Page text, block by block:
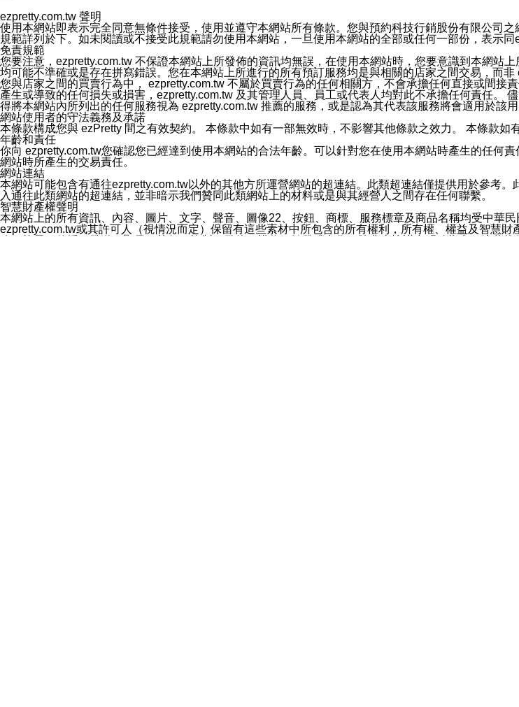
您同意本公司網站，透過您所提供的郵件地址與您取得聯絡並傳送或宣傳本網站各項服務之資料或電
停止接收這些資料或電子郵件。
十五、訊息通知
本公司/本服務將以通知型訊息傳送重要訊息給您。即使未加入本公司/本服務好友，您仍可接收到通知
本公司/本服務傳送之通知型訊息以對您有效且重要的訊息為限，以廣告或其他目的的訊息皆不會被傳
1.LINE 帳號設定的電話號碼與本公司/本服務所傳來的電話號碼比對相符。
2.該 LINE 帳號已在 LINE APP 設定中，同意接收通知型訊息。
3.LINE 帳號未封鎖傳送訊息之 LINE 官方帳號。
欲變更通知型訊息的設定，操作如下：
1.點選「主頁」＞「設定」
2.點選「隱私設定」
3.點選「提供使用資料」
4.點選「LINE通知型訊息」
5.開關「接收LINE通知型訊息」
❗️關閉「接收通知型訊息」後，將不會接收到來自任何企業官方帳號或認證官方帳號的通知型訊息。
ezpretty.com.tw 聲明
使用本網站即表示完全同意無條件接受，使用並遵守本網站所有條款。您與預約科技行銷股份有限公司
規範詳列於下。如未閱讀或不接受此規範請勿使用本網站，一旦使用本網站的全部或任何一部份，表示同
免責規範
您要注意，ezpretty.com.tw 不保證本網站上所發佈的資訊均無誤，在使用本網站時，您要意識到本網站
均可能不準確或是存在拼寫錯誤。您在本網站上所進行的所有預訂服務均是與相關的店家之間交易，而
您與店家之間的買賣行為中， ezpretty.com.tw 不屬於買賣行為的任何相關方，不會承擔任何直接或間
產生或導致的任何損失或損害，ezpretty.com.tw 及其管理人員、員工或代表人均對此不承擔任何責任。
得將本網站內所列出的任何服務視為 ezpretty.com.tw 推薦的服務，或是認為其代表該服務將會適用於該
網站使用者的守法義務及承諾
本條款構成您與 ezPretty 間之有效契約。 本條款中如有一部無效時，不影響其他條款之效力。 本條款如
年齡和責任
你向 ezpretty.com.tw您確認您已經達到使用本網站的合法年齡。可以針對您在使用本網站時產生的任何
網站時所產生的交易責任。
網站連結
本網站可能包含有通往ezpretty.com.tw以外的其他方所運營網站的超連結。此類超連結僅提供用於參考
入通往此類網站的超連結，並非暗示我們贊同此類網站上的材料或是與其經營人之間存在任何聯繫。
智慧財產權聲明
本網站上的所有資訊、內容、圖片、文字、聲音、圖像22、按鈕、商標、服務標章及商品名稱均受中華
ezpretty.com.tw或其許可人（視情況而定）保留有這些素材中所包含的所有權利，所有權、權益及智慧